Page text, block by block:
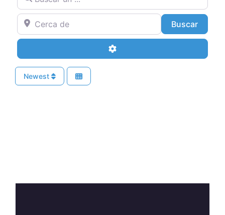
Cerca de BuscarBuscar
Advanced Filters
Newest